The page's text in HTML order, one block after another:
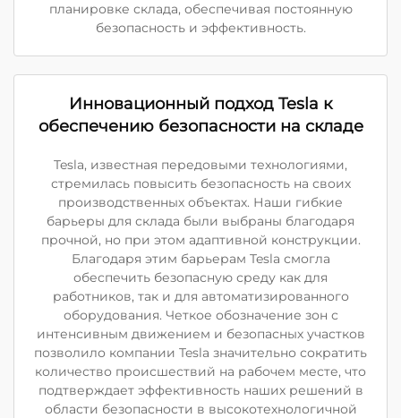
планировке склада, обеспечивая постоянную
безопасность и эффективность.
Инновационный подход Tesla к
обеспечению безопасности на складе
Tesla, известная передовыми технологиями,
стремилась повысить безопасность на своих
производственных объектах. Наши гибкие
барьеры для склада были выбраны благодаря
прочной, но при этом адаптивной конструкции.
Благодаря этим барьерам Tesla смогла
обеспечить безопасную среду как для
работников, так и для автоматизированного
оборудования. Четкое обозначение зон с
интенсивным движением и безопасных участков
позволило компании Tesla значительно сократить
количество происшествий на рабочем месте, что
подтверждает эффективность наших решений в
области безопасности в высокотехнологичной